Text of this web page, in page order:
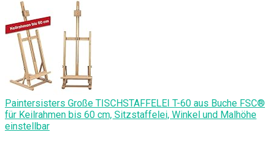
Paintersisters Große TISCHSTAFFELEI T-60 aus Buche FSC®
für Keilrahmen bis 60 cm, Sitzstaffelei, Winkel und Malhöhe
einstellbar